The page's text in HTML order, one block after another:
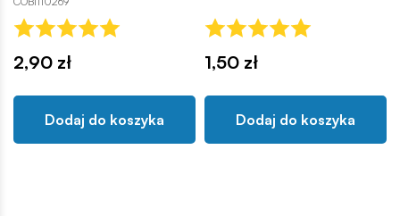
2,90 zł
Dodaj do koszyka
1,50 zł
Dodaj do koszyka